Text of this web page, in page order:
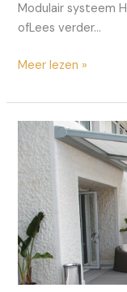
Modulair systeem
ofLees verder…
Over
voordelen
van
een
Renson
terrasoverkapping.
Meer lezen »